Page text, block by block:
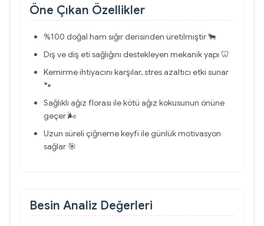
Öne Çıkan Özellikler
%100 doğal ham sığır derisinden üretilmiştir 🐂
Diş ve diş eti sağlığını destekleyen mekanik yapı 🦷
Kemirme ihtiyacını karşılar, stres azaltıcı etki sunar
🐾
Sağlıklı ağız florası ile kötü ağız kokusunun önüne
geçer 🌬️
Uzun süreli çiğneme keyfi ile günlük motivasyon
sağlar 🎯
Besin Analiz Değerleri